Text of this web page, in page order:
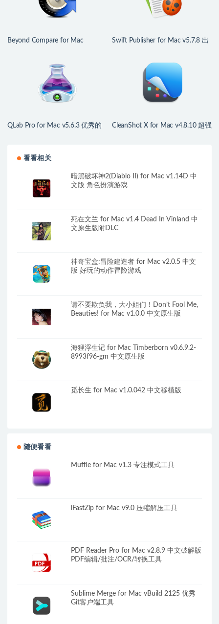
Beyond Compare for Mac
Swift Publisher for Mac v5.7.8 出
QLab Pro for Mac v5.6.3 优秀的
CleanShot X for Mac v4.8.10 超强
看看相关
暗黑破坏神2(Diablo II) for Mac v1.14D 中
文版 角色扮演游戏
死在文兰 for Mac v1.4 Dead In Vinland 中
文原生版附DLC
神奇宝盒:冒险建造者 for Mac v2.0.5 中文
版 好玩的动作冒险游戏
请不要欺负我，大小姐们！Don’t Fool Me,
Beauties! for Mac v1.0.0 中文原生版
海狸浮生记 for Mac Timberborn v0.6.9.2-
8993f96-gm 中文原生版
觅长生 for Mac v1.0.042 中文移植版
随便看看
Muffle for Mac v1.3 专注模式工具
iFastZip for Mac v9.0 压缩解压工具
PDF Reader Pro for Mac v2.8.9 中文破解版
PDF编辑/批注/OCR/转换工具
Sublime Merge for Mac vBuild 2125 优秀
Git客户端工具